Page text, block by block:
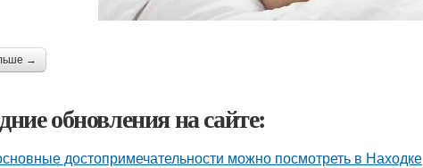
→
обновления на сайте:
достопримечательности можно посмотреть в Находке